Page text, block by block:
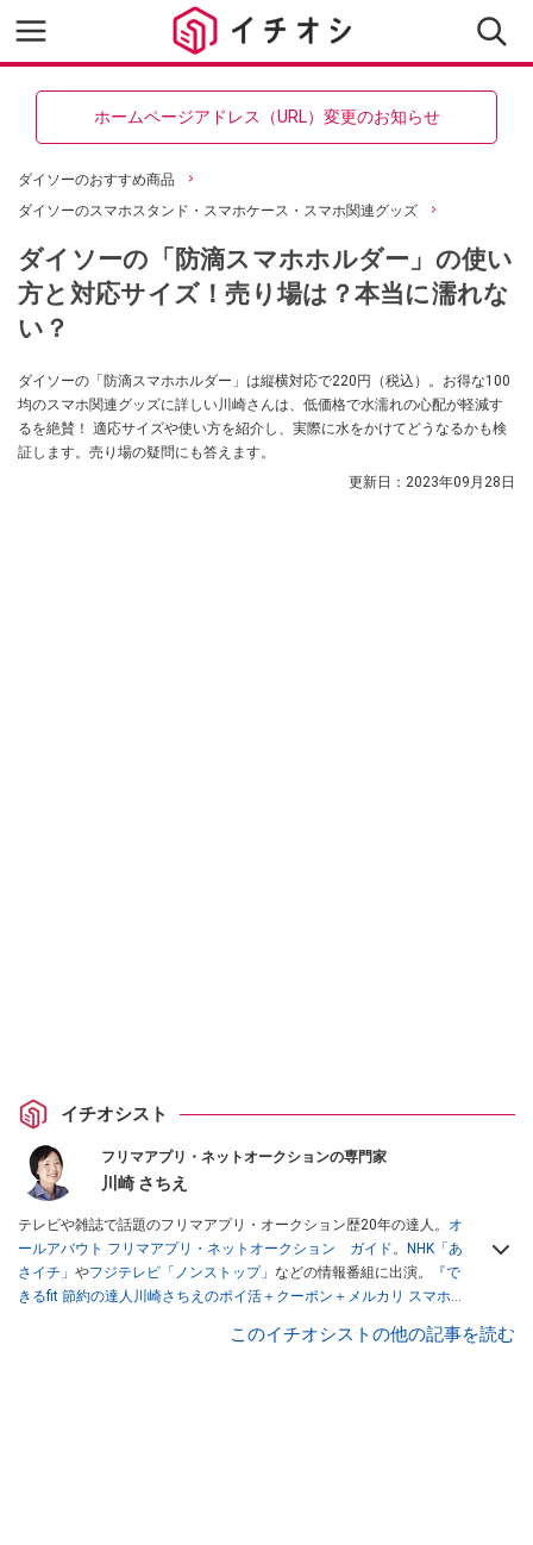
ホームページアドレス（URL）変更のお知らせ
ダイソーのおすすめ商品
ダイソーのスマホスタンド・スマホケース・スマホ関連グッズ
ダイソーの「防滴スマホホルダー」の使い
方と対応サイズ！売り場は？本当に濡れな
い？
ダイソーの「防滴スマホホルダー」は縦横対応で220円（税込）。お得な100
均のスマホ関連グッズに詳しい川崎さんは、低価格で水濡れの心配が軽減す
るを絶賛！ 適応サイズや使い方を紹介し、実際に水をかけてどうなるかも検
証します。売り場の疑問にも答えます。
更新日： 2023年09月28日
イチオシスト
フリマアプリ・ネットオークションの専門家
川崎 さちえ
テレビや雑誌で話題のフリマアプリ・オークション歴20年の達人。 オ
ールアバウト フリマアプリ・ネットオークション ガイド。
NHK「あ
さイチ」 やフジテレビ「ノンストップ」 などの情報番組に出演。
『で
きるfit 節約の達人川崎さちえのポイ活＋クーポン＋メルカリ スマホで
スマホ1つでスキマ時間に効率的に稼ぐ！』（翔泳社刊） ほか著書多
このイチオシストの他の記事を読む